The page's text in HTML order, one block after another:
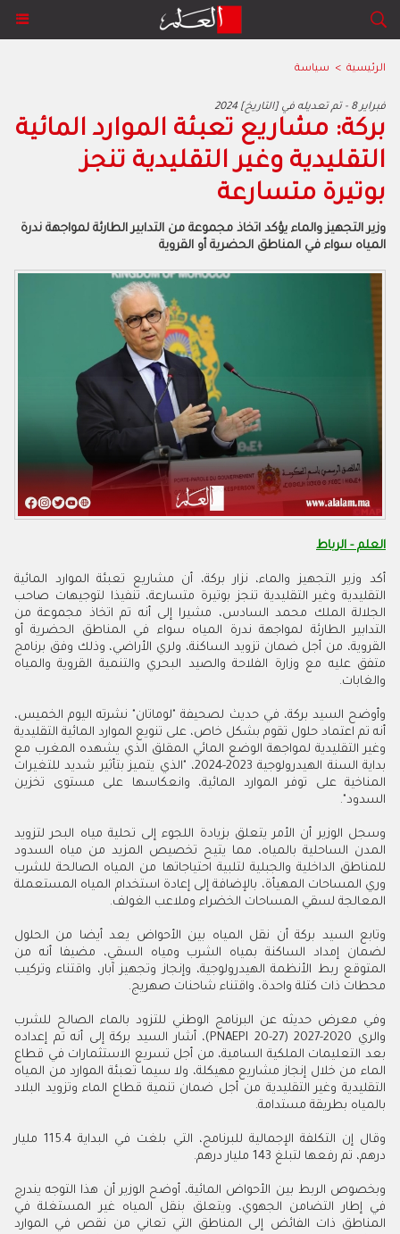
الرئيسية > سياسة
2024 فبراير 8 - تم تعديله في [التاريخ]
بركة: مشاريع تعبئة الموارد المائية
التقليدية وغير التقليدية تنجز
بوتيرة متسارعة
وزير التجهيز والماء يؤكد اتخاذ مجموعة من التدابير الطارئة لمواجهة ندرة
المياه سواء في المناطق الحضرية أو القروية
العلم - الرباط
أكد وزير التجهيز والماء، نزار بركة، أن مشاريع تعبئة الموارد المائية
التقليدية وغير التقليدية تنجز بوتيرة متسارعة، تنفيذا لتوجيهات صاحب
الجلالة الملك محمد السادس، مشيرا إلى أنه تم اتخاذ مجموعة من
التدابير الطارئة لمواجهة ندرة المياه سواء في المناطق الحضرية أو
القروية، من أجل ضمان تزويد الساكنة، ولري الأراضي، وذلك وفق برنامج
متفق عليه مع وزارة الفلاحة والصيد البحري والتنمية القروية والمياه
والغابات.
وأوضح السيد بركة، في حديث لصحيفة "لوماتان" نشرته اليوم الخميس،
أنه تم اعتماد حلول تقوم بشكل خاص، على تنويع الموارد المائية التقليدية
وغير التقليدية لمواجهة الوضع المائي المقلق الذي يشهده المغرب مع
بداية السنة الهيدرولوجية 2023-2024، "الذي يتميز بتأثير شديد للتغيرات
المناخية على توفر الموارد المائية، وانعكاسها على مستوى تخزين
السدود".
وسجل الوزير أن الأمر يتعلق بزيادة اللجوء إلى تحلية مياه البحر لتزويد
المدن الساحلية بالمياه، مما يتيح تخصيص المزيد من مياه السدود
للمناطق الداخلية والجبلية لتلبية احتياجاتها من المياه الصالحة للشرب
وري المساحات المهيأة، بالإضافة إلى إعادة استخدام المياه المستعملة
المعالجة لسقي المساحات الخضراء وملاعب الغولف.
وتابع السيد بركة أن نقل المياه بين الأحواض يعد أيضا من الحلول
لضمان إمداد الساكنة بمياه الشرب ومياه السقي، مضيفا أنه من
المتوقع ربط الأنظمة الهيدرولوجية، وإنجاز وتجهيز آبار، واقتناء وتركيب
محطات ذات كتلة واحدة، واقتناء شاحنات صهريج.
وفي معرض حديثه عن البرنامج الوطني للتزود بالماء الصالح للشرب
والري 2020-2027 (
PNAEPI 20-27)، أشار السيد بركة إلى أنه تم إعداده
بعد التعليمات الملكية السامية، من أجل تسريع الاستثمارات في قطاع
الماء من خلال إنجاز مشاريع مهيكلة، ولا سيما تعبئة الموارد من المياه
التقليدية وغير التقليدية من أجل ضمان تنمية قطاع الماء وتزويد البلاد
بالمياه بطريقة مستدامة.
وقال إن التكلفة الإجمالية للبرنامج، التي بلغت في البداية 115.4 مليار
درهم، تم رفعها لتبلغ 143 مليار درهم.
وبخصوص الربط بين الأحواض المائية، أوضح الوزير أن هذا التوجه يندرج
في إطار التضامن الجهوي، ويتعلق بنقل المياه غير المستغلة في
المناطق ذات الفائض إلى المناطق التي تعاني من نقص في الموارد